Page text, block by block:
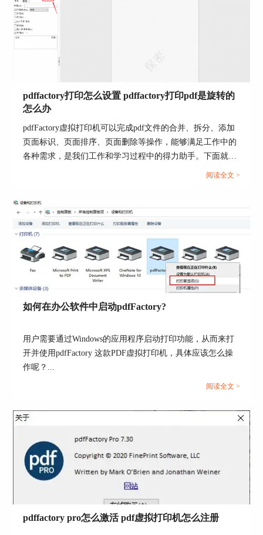
在安全加密选项面板中，用户同样可以对PDF文件
设置密码。
图4：安全加密中启用PDF密码
除了设置密码外，安全加密选项面板中还包含了以
1. 不能从文档中复制文本和图片，顾名思义，就是
不让其他用户对文档中的文本与图片进行复制，保
护作者的著作权。
2. 不能打印文档。
3. 不能改变文档，即不允许删除页面、插入页面或
是不能添加或更改一些注释与表格内容。文档中如
果包含一些重要的数据表格，就可以开启该功能，
防止数据被其他人改动。
图5：除设置密码外的安全策略
pdfFactory专业版的PDF加密功能，能很好地提高
pdffactory打印怎么设置 pdffactory打印pdf是旋转的
怎么办
pdfFactory虚拟打印机可以完成pdf文件的合并、拆分、添加
页面标识、页面排序、页面删除等操作，能够满足工作中的
各种需求，是我们工作和学习过程中的得力助手。下面就来
介绍一下pdffactory打印怎么设置，pdffactory打印pdf是旋转
阅读全文 >
如何在办公软件中启动pdfFactory?
用户需要通过Windows的应用程序启动打印功能，从而来打
开并使用pdfFactory 这款PDF虚拟打印机，具体应该怎么操
作呢？...
阅读全文 >
pdffactory pro怎么激活 pdf虚拟打印机怎么注册